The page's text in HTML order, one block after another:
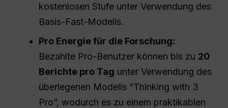
kostenlosen Stufe unter Verwendung des
Basis-Fast-Modells.
Pro Energie für die Forschung:
Bezahlte Pro-Benutzer können bis zu 20
Berichte pro Tag unter Verwendung des
überlegenen Modells “Thinking with 3
Pro”, wodurch es zu einem praktikablen